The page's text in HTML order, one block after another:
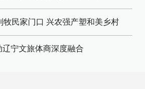
牧民家门口 兴农强产塑和美乡村
辽宁文旅体商深度融合